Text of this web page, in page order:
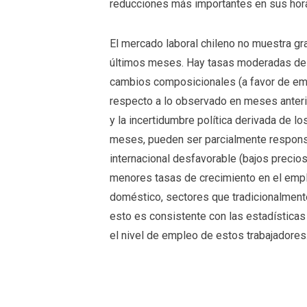
reducciones más importantes en sus
El mercado laboral chileno no muestra
últimos meses. Hay tasas moderadas
cambios composicionales (a favor de
respecto a lo observado en meses
y la incertidumbre política derivada de
meses, pueden ser parcialmente
internacional desfavorable (bajos
menores tasas de crecimiento en el
doméstico, sectores que
esto es consistente con las
el nivel de empleo de estos